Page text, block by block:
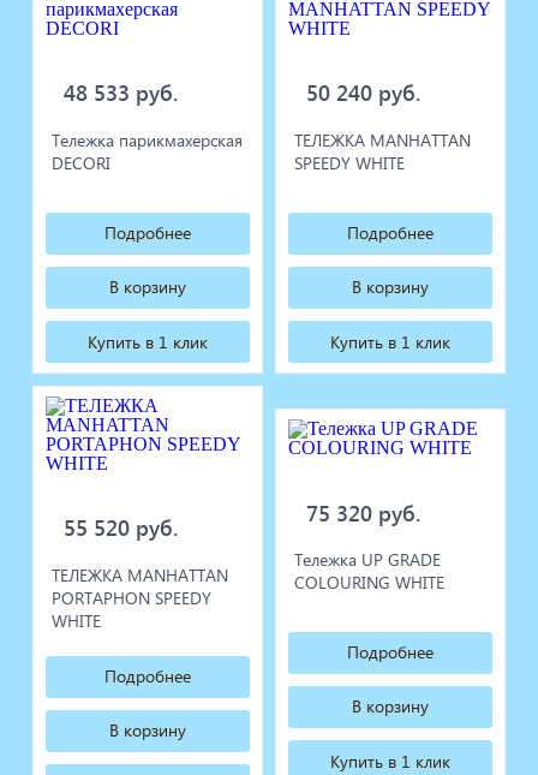
48 533 руб.
Тележка парикмахерская
DECORI
Подробнее
В корзину
Купить в 1 клик
50 240 руб.
ТЕЛЕЖКА MANHATTAN
SPEEDY WHITE
Подробнее
В корзину
Купить в 1 клик
55 520 руб.
ТЕЛЕЖКА MANHATTAN
PORTAPHON SPEEDY
WHITE
Подробнее
В корзину
75 320 руб.
Тележка UP GRADE
COLOURING WHITE
Подробнее
В корзину
Купить в 1 клик